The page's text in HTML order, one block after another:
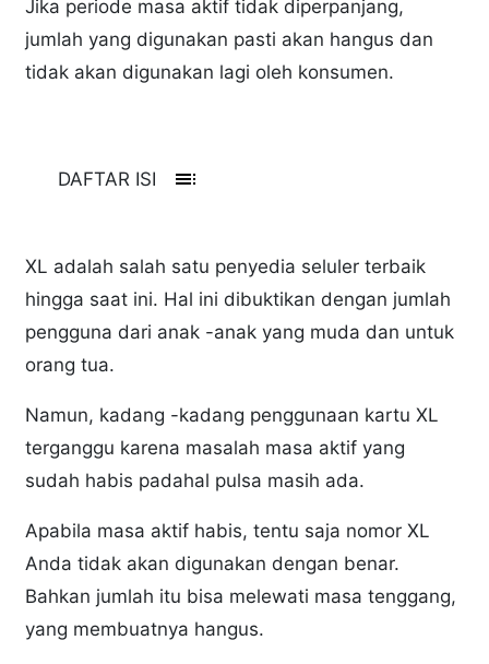
Jika periode masa aktif tidak diperpanjang,
jumlah yang digunakan pasti akan hangus dan
tidak akan digunakan lagi oleh konsumen.
DAFTAR ISI toc
XL adalah salah satu penyedia seluler terbaik
hingga saat ini. Hal ini dibuktikan dengan jumlah
pengguna dari anak -anak yang muda dan untuk
orang tua.
Namun, kadang -kadang penggunaan kartu XL
terganggu karena masalah masa aktif yang
sudah habis padahal pulsa masih ada.
Apabila masa aktif habis, tentu saja nomor XL
Anda tidak akan digunakan dengan benar.
Bahkan jumlah itu bisa melewati masa tenggang,
yang membuatnya hangus.